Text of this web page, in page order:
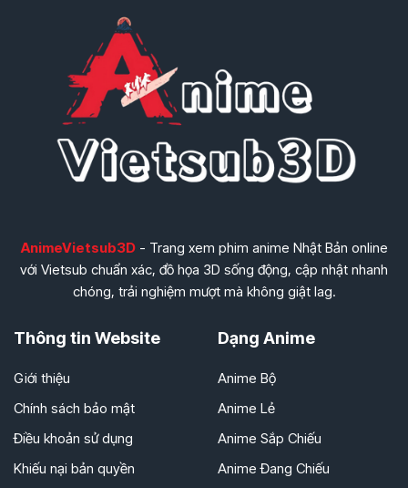
AnimeVietsub3D- Trang xem phim anime Nhật Bản online
với Vietsub chuẩn xác, đồ họa 3D sống động, cập nhật nhanh
chóng, trải nghiệm mượt mà không giật lag.
Thông tin Website
Giới thiệu
Chính sách bảo mật
Điều khoản sử dụng
Khiếu nại bản quyền
Dạng Anime
Anime Bộ
Anime Lẻ
Anime Sắp Chiếu
Anime Đang Chiếu